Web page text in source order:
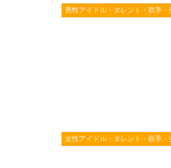
男性アイドル・タレント・歌手・
女性アイドル・タレント・歌手・